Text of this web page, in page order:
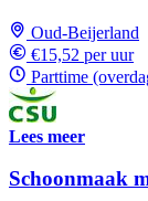
Oud-Beijerland
€15,52 per uur
Parttime
Lees meer
Schoonmaak